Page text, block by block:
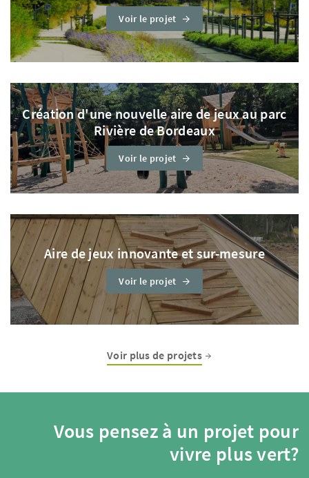
Voir le projet
Création d'une nouvelle aire de jeux au parc
Rivière de Bordeaux
Voir le projet
Aire de jeux innovante et sur-mesure
Voir le projet
Voir plus de projets
Vous pensez à un projet pour
vivre plus vert?